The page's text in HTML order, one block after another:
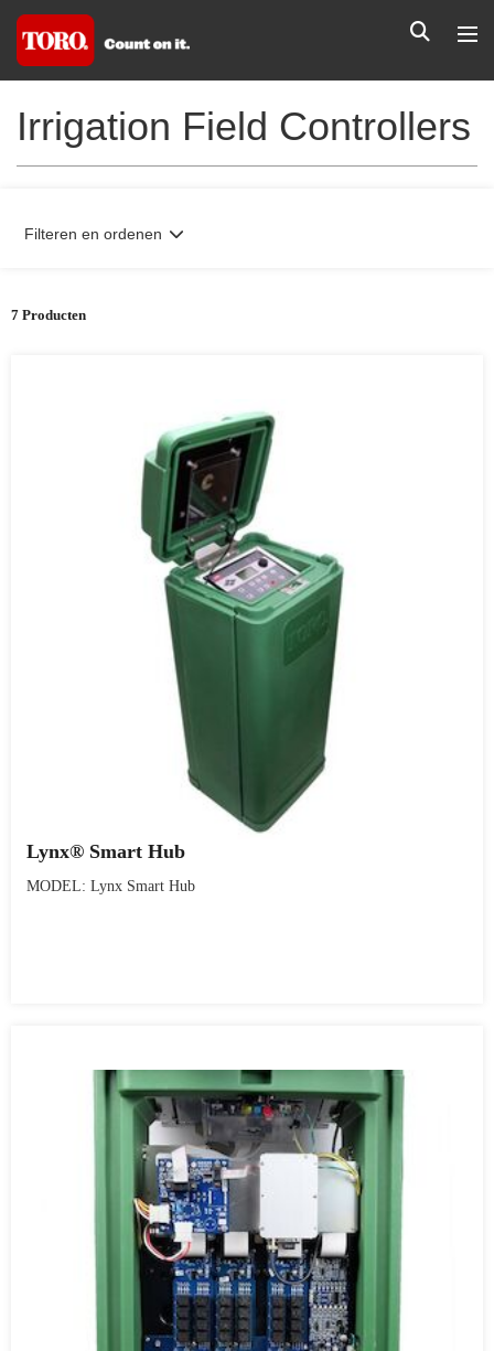
Irrigation Field Controllers
7 Producten
Filteren en ordenen
Lynx® Smart Hub
MODEL: Lynx Smart Hub